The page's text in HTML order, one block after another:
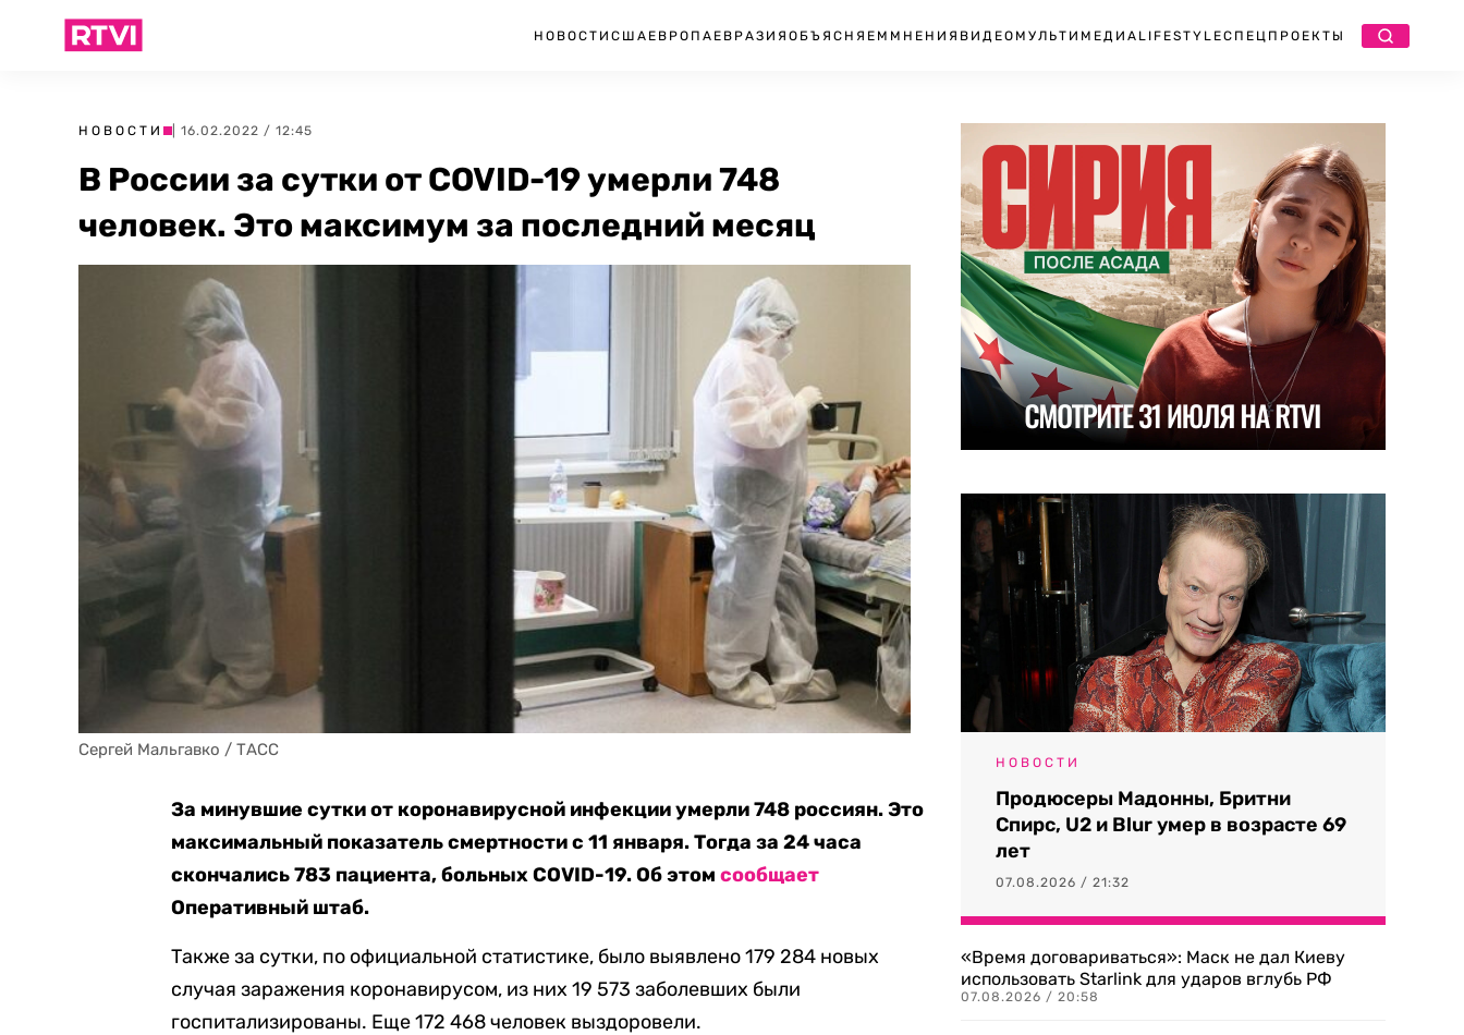
НОВОСТИ США ЕВРОПА ЕВРАЗИЯ ОБЪЯСНЯЕМ МНЕНИЯ ВИДЕО МУЛЬТИМЕДИА LIFESTYLEСПЕЦПРОЕКТЫ
НОВОСТИ | 16.02.2022 / 12:45
В России за сутки от COVID-19 умерли 748
человек. Это максимум за последний месяц
Сергей Мальгавко / ТАСС
За минувшие сутки от коронавирусной инфекции умерли 748 россиян. Это
максимальный показатель смертности с 11 января. Тогда за 24 часа
скончались 783 пациента, больных COVID-19. Об этомсообщает
Оперативный штаб.
Также за сутки, по официальной статистике, было выявлено 179 284 новых
случая заражения коронавирусом, из них 19 573 заболевших были
госпитализированы. Еще 172 468 человек выздоровели.
НОВОСТИ
Продюсеры Мадонны, Бритни
Спирс, U2 и Blur умер в возрасте 69
лет
07.08.2026 / 21:32
«Время договариваться»: Маск не дал Киеву
использовать Starlink для ударов вглубь РФ
07.08.2026 / 20:58